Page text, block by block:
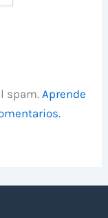
spam.Aprende